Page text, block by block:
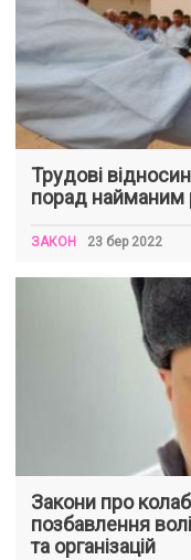
Трудові
порад найманим
ЗАКОН 23 бер 2022
Закони про
позбавлення
та організацій